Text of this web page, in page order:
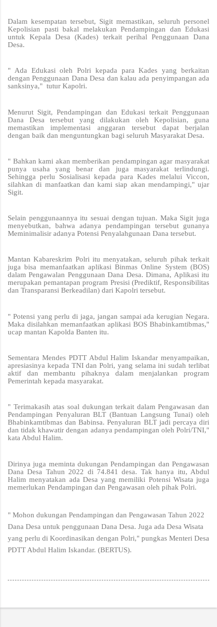
Dalam kesempatan tersebut, Sigit memastikan, seluruh personel
Kepolisian pasti bakal melakukan Pendampingan dan Edukasi
untuk Kepala Desa (Kades) terkait perihal Penggunaan Dana
Desa.
" Ada Edukasi oleh Polri kepada para Kades yang berkaitan
dengan Penggunaan Dana Desa dan kalau ada penyimpangan ada
sanksinya," tutur Kapolri.
Menurut Sigit, Pendampingan dan Edukasi terkait Penggunaan
Dana Desa tersebut yang dilakukan oleh Kepolisian, guna
memastikan implementasi anggaran tersebut dapat berjalan
dengan baik dan menguntungkan bagi seluruh Masyarakat Desa.
" Bahkan kami akan memberikan pendampingan agar masyarakat
punya usaha yang benar dan juga masyarakat terlindungi.
Sehingga perlu Sosialisasi kepada para Kades melalui Viccon,
silahkan di manfaatkan dan kami siap akan mendampingi," ujar
Sigit.
Selain penggunaannya itu sesuai dengan tujuan. Maka Sigit juga
menyebutkan, bahwa adanya pendampingan tersebut gunanya
Meminimalisir adanya Potensi Penyalahgunaan Dana tersebut.
Mantan Kabareskrim Polri itu menyatakan, seluruh pihak terkait
juga bisa memanfaatkan aplikasi Binmas Online System (BOS)
dalam Pengawalan Penggunaan Dana Desa. Dimana, Aplikasi itu
merupakan pemantapan program Presisi (Prediktif, Responsibilitas
dan Transparansi Berkeadilan) dari Kapolri tersebut.
" Potensi yang perlu di jaga, jangan sampai ada kerugian Negara.
Maka disilahkan memanfaatkan aplikasi BOS Bhabinkamtibmas,"
ucap mantan Kapolda Banten itu.
Sementara Mendes PDTT Abdul Halim Iskandar menyampaikan,
apresiasinya kepada TNI dan Polri, yang selama ini sudah terlibat
aktif dan membantu pihaknya dalam menjalankan program
Pemerintah kepada masyarakat.
" Terimakasih atas soal dukungan terkait dalam Pengawasan dan
Pendampingan Penyaluran BLT (Bantuan Langsung Tunai) oleh
Bhabinkamtibmas dan Babinsa. Penyaluran BLT jadi percaya diri
dan tidak khawatir dengan adanya pendampingan oleh Polri/TNI,"
kata Abdul Halim.
Dirinya juga meminta dukungan Pendampingan dan Pengawasan
Dana Desa Tahun 2022 di 74.841 desa. Tak hanya itu, Abdul
Halim menyatakan ada Desa yang memiliki Potensi Wisata juga
memerlukan Pendampingan dan Pengawasan oleh pihak Polri.
" Mohon dukungan Pendampingan dan Pengawasan Tahun 2022
Dana Desa untuk penggunaan Dana Desa. Juga ada Desa Wisata
yang perlu di Koordinasikan dengan Polri," pungkas Menteri Desa
PDTT Abdul Halim Iskandar. (BERTUS).